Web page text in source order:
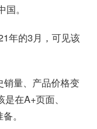
。
年的3月，可见该
销量、产品价格变
在A+页面、
。